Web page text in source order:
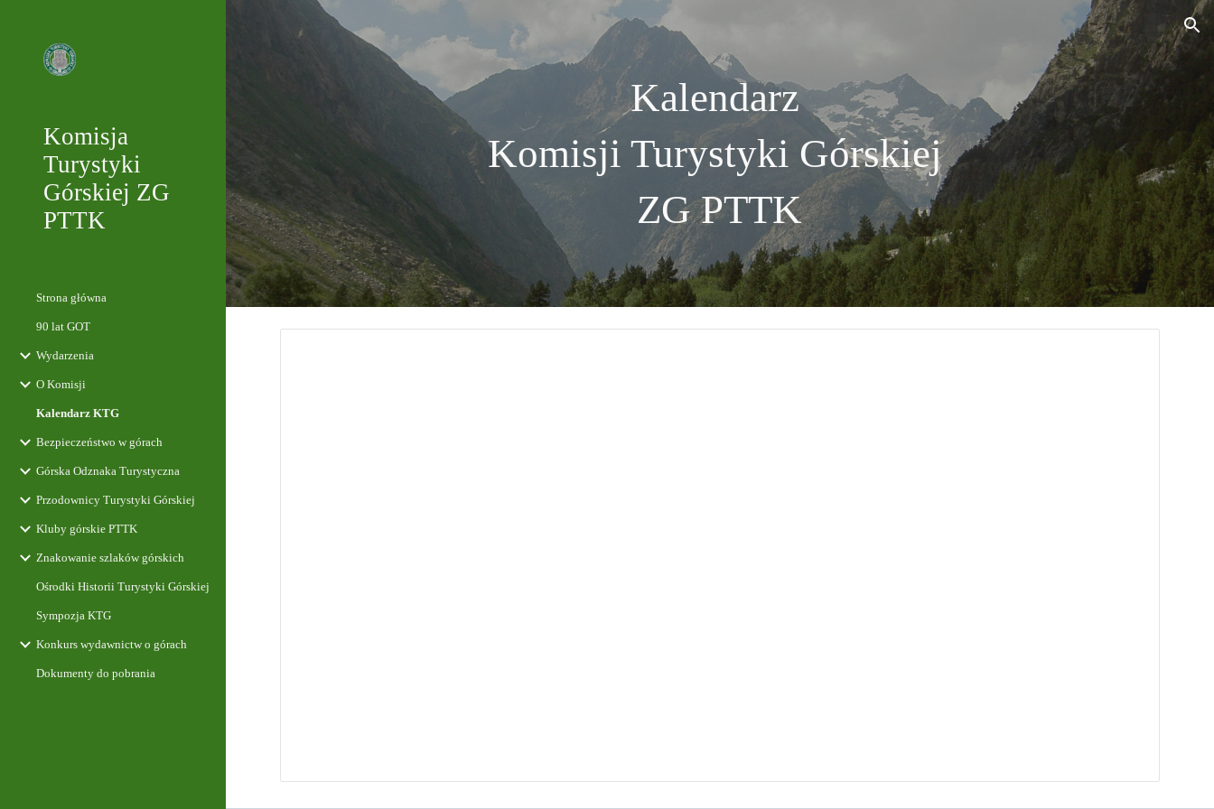
Skip to main content
Komisja
Turystyki
Górskiej ZG
PTTK
Strona główna
90 lat GOT
Wydarzenia
O Komisji
Kalendarz KTG
Bezpieczeństwo w górach
Górska Odznaka Turystyczna
Przodownicy Turystyki Górskiej
Kluby górskie PTTK
Znakowanie szlaków górskich
Ośrodki Historii Turystyki Górskiej
Sympozja KTG
Konkurs wydawnictw o górach
Dokumenty do pobrania
Kalendarz
Komisji Turystyki Górskiej
ZG PTTK